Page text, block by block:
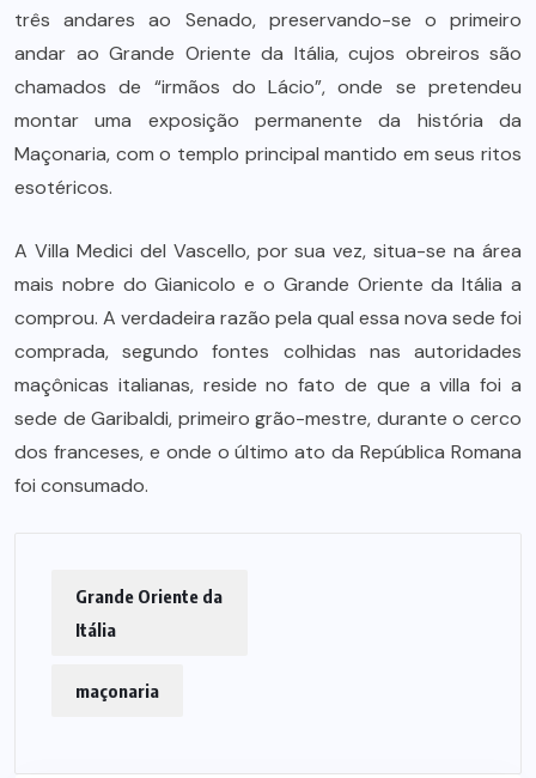
três andares ao Senado, preservando-se o primeiro
andar ao Grande Oriente da Itália, cujos obreiros são
chamados de “irmãos do Lácio”, onde se pretendeu
montar uma exposição permanente da história da
Maçonaria, com o templo principal mantido em seus ritos
esotéricos.
A Villa Medici del Vascello, por sua vez, situa-se na área
mais nobre do Gianicolo e o Grande Oriente da Itália a
comprou. A verdadeira razão pela qual essa nova sede foi
comprada, segundo fontes colhidas nas autoridades
maçônicas italianas, reside no fato de que a villa foi a
sede de Garibaldi, primeiro grão-mestre, durante o cerco
dos franceses, e onde o último ato da República Romana
foi consumado.
Grande Oriente da
Itália
maçonaria